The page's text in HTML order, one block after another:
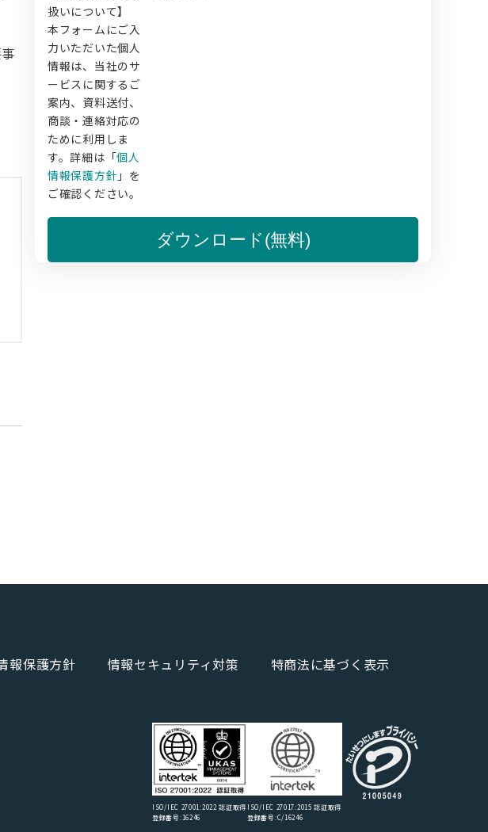
扱いについて】
本フォームにご入
力いただいた個人
情報は、当社のサ
ービスに関するご
案内、資料送付、
商談・連絡対応の
ために利用しま
す。詳細は「個人
情報保護方針 」を
ご確認ください。
ダウンロード(無料)
報保護方針 情報セキュリティ対策 特商法に基づく表示
ISO/IEC 27001:2022 認証取得
登録番号:16246
ISO/IEC 27017:2015 認証取得
登録番号:C/16246